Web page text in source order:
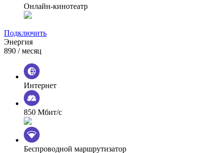
Онлайн-кинотеатр
Подключить
Энергия
890 / месяц
Интернет
850 Мбит/с
Беспроводной маршрутизатор